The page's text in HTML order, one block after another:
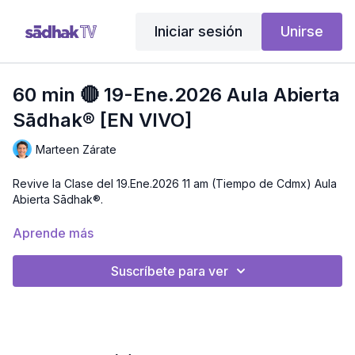
Iniciar sesión Unirse
60 min 🔴 19-Ene.2026 Aula Abierta
Sādhak® [EN VIVO]
Marteen Zárate
Revive la Clase del 19.Ene.2026 11 am (Tiempo de Cdmx) Aula
Abierta Sādhak®.
En esta clase abrimos un espacio para acompañarte en tu
medicación y relajación consciente. Realizaremos una
secuencia guiada que busca fortalecer el cuerpo y aquietar la
Aprende más
Suscríbete para ver